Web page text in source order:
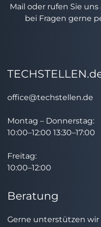
Mail oder rufen Sie
bei Fragen gerne
office@techstellen.de
Montag – Donnerstag:
10:00–12:00 13:30–17:00
Freitag:
10:00–12:00
Beratung
Gerne unterstützen